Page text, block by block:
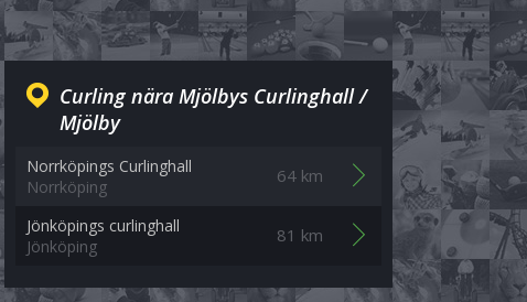
Curling nära Mjölbys Curlinghall /
Mjölby
Norrköpings Curlinghall
Norrköping
64 km
Jönköpings curlinghall
Jönköping
81 km